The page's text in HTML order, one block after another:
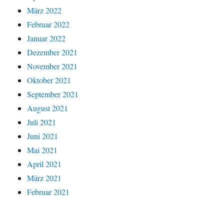
März 2022
Februar 2022
Januar 2022
Dezember 2021
November 2021
Oktober 2021
September 2021
August 2021
Juli 2021
Juni 2021
Mai 2021
April 2021
März 2021
Februar 2021